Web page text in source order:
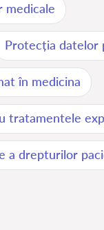
medicale
Protecția datelor
în medicina
tratamentele
a drepturilor